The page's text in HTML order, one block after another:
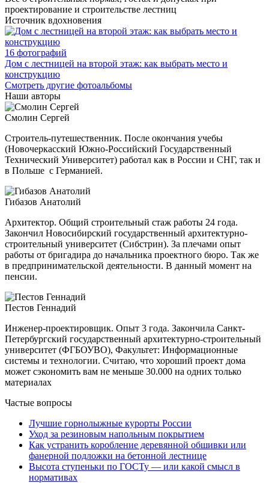
проектирование и строительстве лестниц
Источник вдохновения
16 фотографий
Дом с лестницей на второй этаж: как выбрать место и
конструкцию
Смотреть другие фотоальбомы
Наши авторы
Смолин Сергей
Строитель-путешественник. После окончания учебы
(Новочеркасский Южно-Российский Государственный
Технический Университет) работал как в России и СНГ, так и
в Польше с Германией.
Гибазов Анатолий
Архитектор. Общий строительный стаж работы 24 года.
Закончил Новосибирский государственный архитектурно-
строительный университет (Сибстрин). За плечами опыт
работы от бригадира до начальника проектного бюро. Так же
в предпринимательской деятельности. В данный момент на
пенсии.
Пестов Геннадий
Инженер-проектировщик. Опыт 3 года. Закончила Санкт-
Петербургский государственный архитектурно-строительный
университет (ФГБОУВО), Факультет: Информационные
системы и технологии. Считаю, что хороший проект дома
может сэкономить вам не меньше 30.000 на одних только
материалах
Частые вопросы
Лучшие горнолыжные курорты России
Уход за резиновым напольным покрытием
Как устранить коробление деревянной обшивки или
фанерной подложки на бетонной лестнице
Высота ступеньки по ГОСТу — или какой смысл в
нормативах